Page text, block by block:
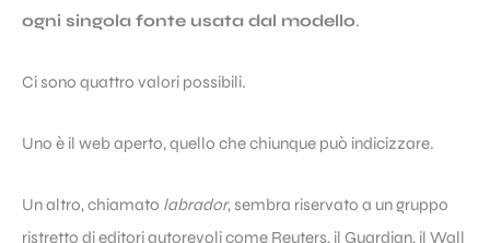
ogni singola fonte usata dal modello.
Ci sono quattro valori possibili.
Uno è il web aperto, quello che chiunque può indicizzare.
Un altro, chiamato labrador, sembra riservato a un gruppo
ristretto di editori autorevoli come Reuters, il Guardian, il Wall